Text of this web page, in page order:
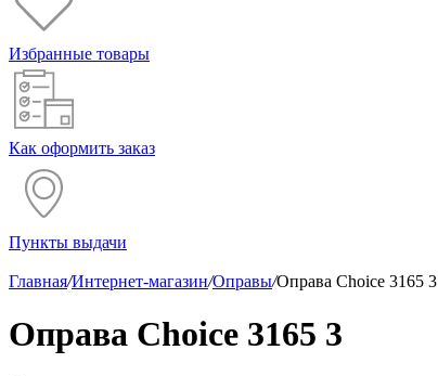
Избранные товары
Как оформить заказ
Пункты выдачи
Главная/Интернет-магазин/Оправы/Оправа Choice 3165 3
Оправа Choice 3165 3